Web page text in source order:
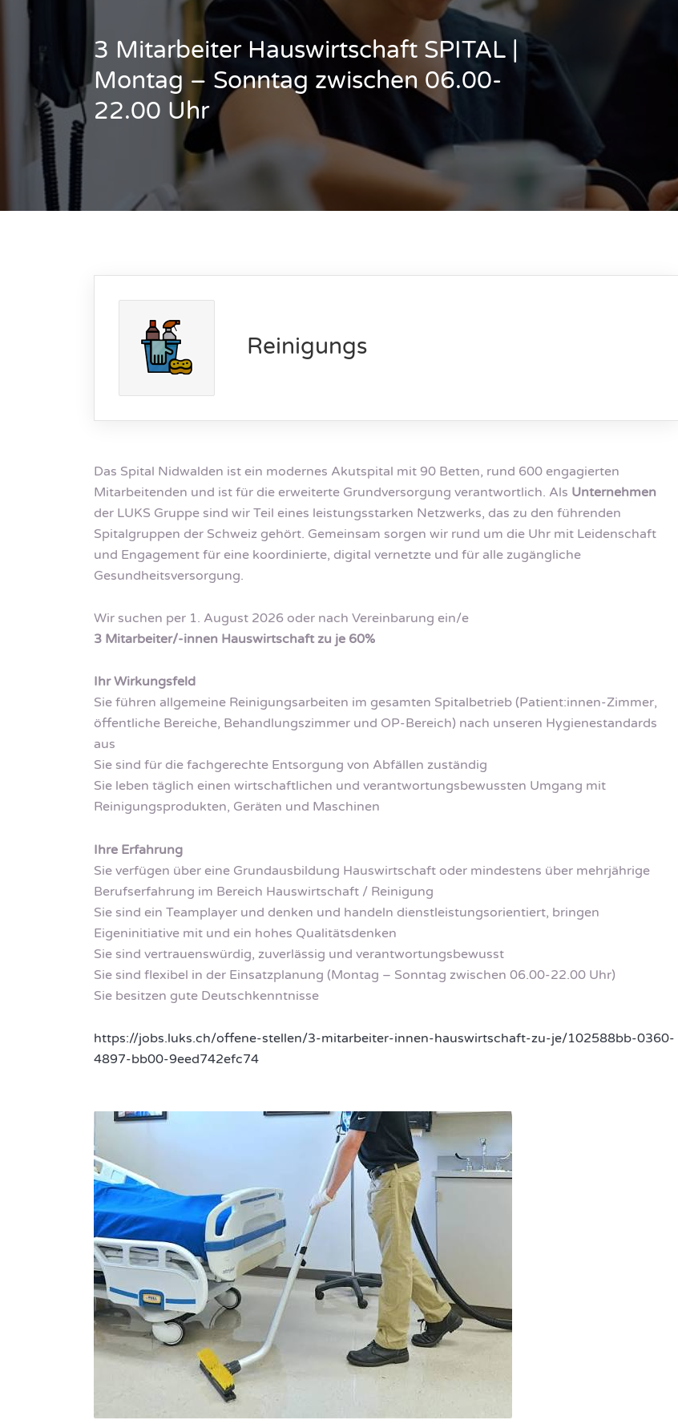
3 Mitarbeiter Hauswirtschaft SPITAL |
Montag – Sonntag zwischen 06.00-
22.00 Uhr
Reinigungs
Das Spital Nidwalden ist ein modernes Akutspital mit 90 Betten, rund 600 engagierten
Mitarbeitenden und ist für die erweiterte Grundversorgung verantwortlich. Als Unternehmen
der LUKS Gruppe sind wir Teil eines leistungsstarken Netzwerks, das zu den führenden
Spitalgruppen der Schweiz gehört. Gemeinsam sorgen wir rund um die Uhr mit Leidenschaft
und Engagement für eine koordinierte, digital vernetzte und für alle zugängliche
Gesundheitsversorgung.
Wir suchen per 1. August 2026 oder nach Vereinbarung ein/e
3 Mitarbeiter/-innen Hauswirtschaft zu je 60%
Ihr Wirkungsfeld
Sie führen allgemeine Reinigungsarbeiten im gesamten Spitalbetrieb (Patient:innen-Zimmer,
öffentliche Bereiche, Behandlungszimmer und OP-Bereich) nach unseren Hygienestandards
aus
Sie sind für die fachgerechte Entsorgung von Abfällen zuständig
Sie leben täglich einen wirtschaftlichen und verantwortungsbewussten Umgang mit
Reinigungsprodukten, Geräten und Maschinen
Ihre Erfahrung
Sie verfügen über eine Grundausbildung Hauswirtschaft oder mindestens über mehrjährige
Berufserfahrung im Bereich Hauswirtschaft / Reinigung
Sie sind ein Teamplayer und denken und handeln dienstleistungsorientiert, bringen
Eigeninitiative mit und ein hohes Qualitätsdenken
Sie sind vertrauenswürdig, zuverlässig und verantwortungsbewusst
Sie sind flexibel in der Einsatzplanung (Montag – Sonntag zwischen 06.00-22.00 Uhr)
Sie besitzen gute Deutschkenntnisse
https://jobs.luks.ch/offene-stellen/3-mitarbeiter-innen-hauswirtschaft-zu-je/102588bb-0360-
4897-bb00-9eed742efc74